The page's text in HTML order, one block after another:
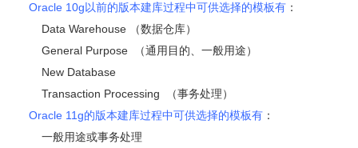
Oracle 10g以前的版本建库过程中可供选择的模板有 ：
Data Warehouse （数据仓库）
General Purpose （通用目的、一般用途）
New Database
Transaction Processing （事务处理）
Oracle 11g的版本建库过程中可供选择的模板有 ：
一般用途或事务处理